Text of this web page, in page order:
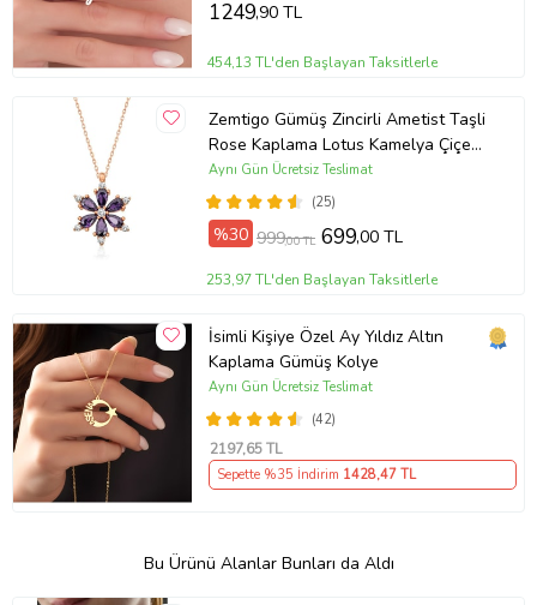
1249,90 TL
454,13 TL'den Başlayan Taksitlerle
Zemtigo Gümüş Zincirli Ametist Taşli
Rose Kaplama Lotus Kamelya Çiçeği
Kolye
(25)
Aynı Gün Ücretsiz Teslimat
%30 999,00 TL 699,00 TL
253,97 TL'den Başlayan Taksitlerle
İsimli Kişiye Özel Ay Yıldız Altın
Kaplama Gümüş Kolye
(42)
Aynı Gün Ücretsiz Teslimat
2197,65 TL
Sepette %35 İndirim 1428,47 TL
Bu Ürünü Alanlar Bunları da Aldı